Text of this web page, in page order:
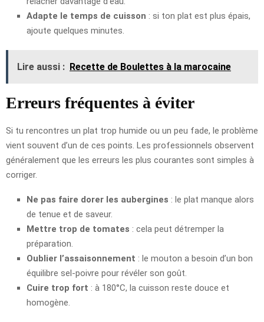
Adapte le temps de cuisson : si ton plat est plus épais,
ajoute quelques minutes.
Lire aussi : Recette de Boulettes à la marocaine
Erreurs fréquentes à éviter
Si tu rencontres un plat trop humide ou un peu fade, le problème
vient souvent d’un de ces points. Les professionnels observent
généralement que les erreurs les plus courantes sont simples à
corriger.
Ne pas faire dorer les aubergines : le plat manque alors
de tenue et de saveur.
Mettre trop de tomates : cela peut détremper la
préparation.
Oublier l’assaisonnement : le mouton a besoin d’un bon
équilibre sel-poivre pour révéler son goût.
Cuire trop fort : à 180°C, la cuisson reste douce et
homogène.